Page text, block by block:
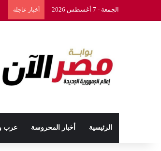
الجمعة - 7 أغسطس 2026 أخبار عاجلة
الرئيسية أخبار المحروسة عرب